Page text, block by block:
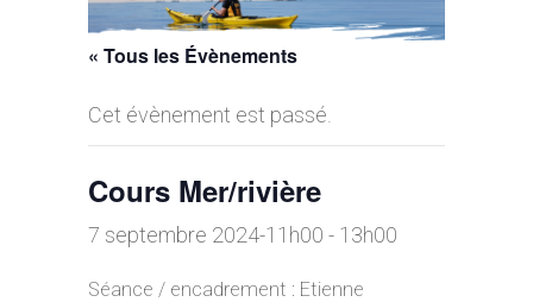
« Tous les Évènements
Cet évènement est passé.
Cours Mer/rivière
7 septembre 2024-11h00 - 13h00
Séance / encadrement : Etienne